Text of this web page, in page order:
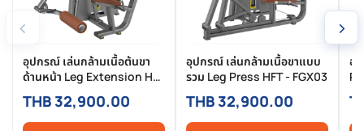
‹
อุปกรณ์ เล่นกล้ามเนื้อต้นขา
ด้านหน้า Leg Extension HFT
THB 32,900.00
อุปกรณ์ เล่นกล้ามเนื้อขาแบบ
รวม Leg Press HFT - FGX03
THB 32,900.00
อุ
›